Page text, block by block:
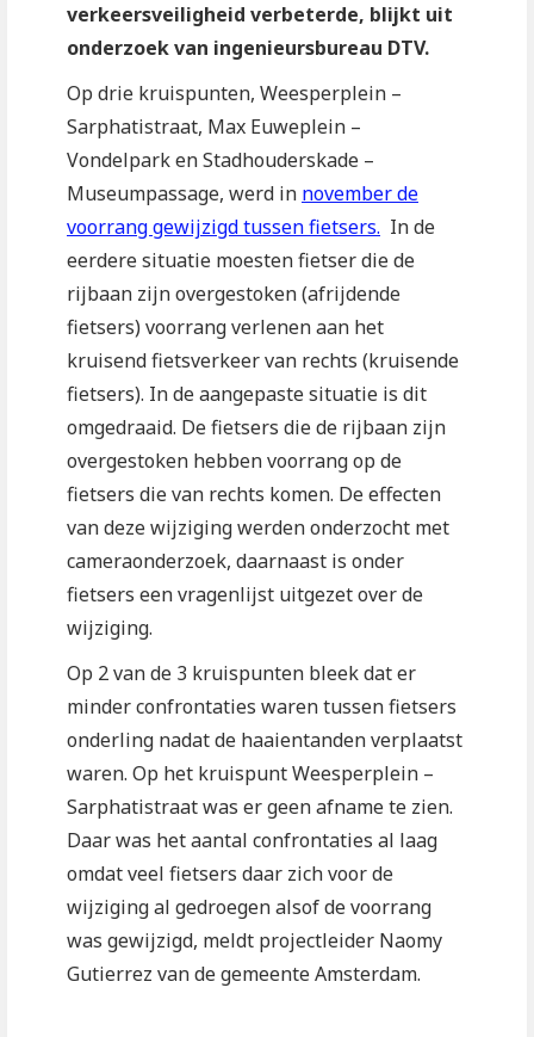
verkeersveiligheid verbeterde, blijkt uit
onderzoek van ingenieursbureau DTV.
Op drie kruispunten, Weesperplein –
Sarphatistraat, Max Euweplein –
Vondelpark en Stadhouderskade –
Museumpassage, werd in november de
voorrang gewijzigd tussen fietsers. In de
eerdere situatie moesten fietser die de
rijbaan zijn overgestoken (afrijdende
fietsers) voorrang verlenen aan het
kruisend fietsverkeer van rechts (kruisende
fietsers). In de aangepaste situatie is dit
omgedraaid. De fietsers die de rijbaan zijn
overgestoken hebben voorrang op de
fietsers die van rechts komen. De effecten
van deze wijziging werden onderzocht met
cameraonderzoek, daarnaast is onder
fietsers een vragenlijst uitgezet over de
wijziging.
Op 2 van de 3 kruispunten bleek dat er
minder confrontaties waren tussen fietsers
onderling nadat de haaientanden verplaatst
waren. Op het kruispunt Weesperplein –
Sarphatistraat was er geen afname te zien.
Daar was het aantal confrontaties al laag
omdat veel fietsers daar zich voor de
wijziging al gedroegen alsof de voorrang
was gewijzigd, meldt projectleider Naomy
Gutierrez van de gemeente Amsterdam.